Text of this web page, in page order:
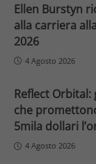
Ellen Burstyn
alla carriera
2026
4 Agosto 2026
Reflect Orbital:
che
5mila dollari
4 Agosto 2026